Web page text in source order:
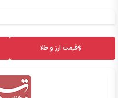
قیمت ارز و طلا